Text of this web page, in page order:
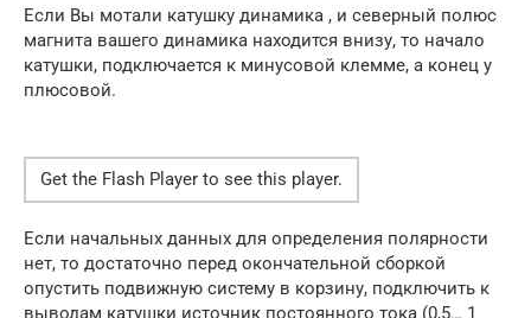
Если Вы мотали катушку динамика , и северный полюс
магнита вашего динамика находится внизу, то начало
катушки, подключается к минусовой клемме, а конец у
плюсовой.
Get the Flash Player to see this player.
Если начальных данных для определения полярности
нет, то достаточно перед окончательной сборкой
опустить подвижную систему в корзину, подключить к
выводам катушки источник постоянного тока (0,5… 1